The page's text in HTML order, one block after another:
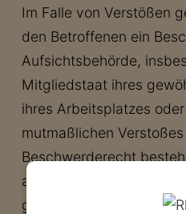
Im Falle von Verstößen
den Betroffenen ein
Aufsichtsbehörde,
Mitgliedstaat ihres
ihres Arbeitsplatzes
mutmaßlichen
Beschwerderecht
anderweitiger
gerichtlicher